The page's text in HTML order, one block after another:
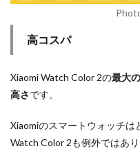
高コスパ
Xiaomi Watch Color 2の最大
高さです。
Xiaomiのスマートウォッチ
Watch Color 2も例外ではあ